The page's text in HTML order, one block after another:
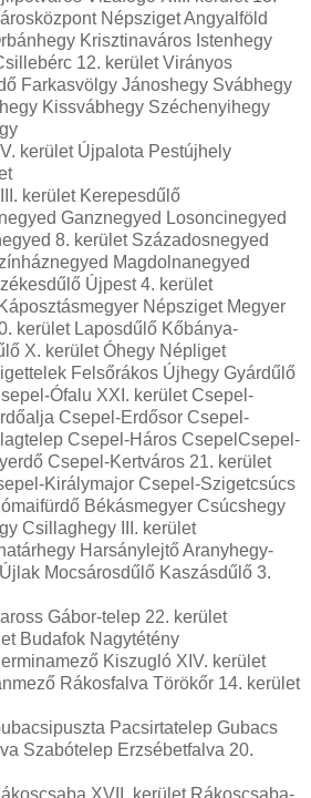
Népsziget Angyalföld
Krisztinaváros Istenhegy
12. kerület Virányos
Farkasvölgy Jánoshegy Svábhegy
Kissvábhegy Széchenyihegy
kerület Újpalota Pestújhely
kerület Kerepesdűlő
Ganznegyed Losoncinegyed
8. kerület Századosnegyed
Magdolnanegyed
Újpest 4. kerület
Népsziget Megyer
kerület Laposdűlő Kőbánya-
X. kerület Óhegy Népliget
Felsőrákos Újhegy Gyárdűlő
Ófalu XXI. kerület Csepel-
Csepel-Erdősor Csepel-
Csepel-Háros CsepelCsepel-
Csepel-Kertváros 21. kerület
Királymajor Csepel-Szigetcsúcs
Békásmegyer Csúcshegy
Csillaghegy III. kerület
Harsánylejtő Aranyhegy-
Mocsárosdűlő Kaszásdűlő 3.
Gábor-telep 22. kerület
Budafok Nagytétény
Kiszugló XIV. kerület
Rákosfalva Törökőr 14. kerület
Pacsirtatelep Gubacs
Szabótelep Erzsébetfalva 20.
XVII. kerület Rákoscsaba-